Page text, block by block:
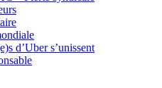
d’Uber s’unissent